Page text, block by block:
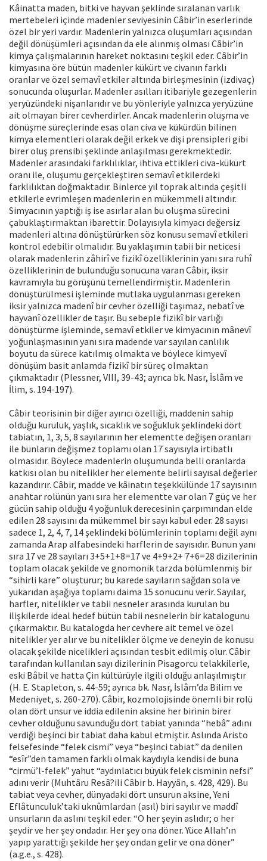
Kâinatta maden, bitki ve hayvan şeklinde sıralanan varlık
mertebeleri içinde madenler seviyesinin Câbir’in eserlerinde
özel bir yeri vardır. Madenlerin yalnızca oluşumları açısından
değil dönüşümleri açısından da ele alınmış olması Câbir’in
kimya çalışmalarının hareket noktasını teşkil eder. Câbir’in
kimyasına öre bütün madenler kükürt ve civanın farklı
oranlar ve özel semavî etkiler altında birleşmesinin (izdivaç)
sonucunda oluşurlar. Madenler asılları itibariyle gezegenlerin
yeryüzündeki nişanlarıdır ve bu yönleriyle yalnızca yeryüzüne
ait olmayan birer cevherdirler. Ancak madenlerin oluşma ve
dönüşme süreçlerinde esas olan civa ve kükürdün bilinen
kimya elementleri olarak değil erkek ve dişi prensipleri gibi
birer oluş prensibi şeklinde anlaşılması gerekmektedir.
Madenler arasındaki farklılıklar, ihtiva ettikleri civa-kükürt
oranı ile, oluşumu gerçekleştiren semavî etkilerdeki
farklılıktan doğmaktadır. Binlerce yıl toprak altında çeşitli
etkilerle evrimleşen madenlerin en mükemmeli altındır.
Simyacının yaptığı iş ise asırlar alan bu oluşma sürecini
çabuklaştırmaktan ibarettir. Dolayısıyla kimyacı değersiz
madenleri altına dönüştürürken söz konusu semavî etkileri
kontrol edebilir olmalıdır. Bu yaklaşımın tabii bir neticesi
olarak madenlerin zâhirî ve fizikî özelliklerinin yanı sıra ruhî
özelliklerinin de bulunduğu sonucuna varan Câbir, iksir
kavramıyla bu görüşünü temellendirmiştir. Madenlerin
dönüştürülmesi işleminde mutlaka uygulanması gereken
iksir yalnızca madenî bir cevher özelliği taşımaz, nebatî ve
hayvanî özellikler de taşır. Bu sebeple fizikî bir varlığı
dönüştürme işleminde, semavî etkiler ve kimyacının mânevî
yoğunlaşmasının yanı sıra madende var sayılan canlılık
boyutu da sürece katılmış olmakta ve böylece kimyevî
dönüşüm basit anlamda fizikî bir süreç olmaktan
çıkmaktadır (Plessner, VIII, 39-43; ayrıca bk. Nasr, İslâm ve
İlim, s. 194-197).
Câbir teorisinin bir diğer ayırıcı özelliği, maddenin sahip
olduğu kuruluk, yaşlık, sıcaklık ve soğukluk şeklindeki dört
tabiatın, 1, 3, 5, 8 sayılarının her elementte değişen oranları
ile bunların değişmez toplamı olan 17 sayısıyla irtibatlı
olmasıdır. Böylece madenlerin oluşumunda belli oranlarda
katkısı olan bu nitelikler her elemente belirli sayısal değerler
kazandırır. Câbir, madde ve kâinatın teşekkülünde 17 sayısının
anahtar rolünün yanı sıra her elementte var olan 7 güç ve her
gücün sahip olduğu 4 yoğunluk derecesinin çarpımından elde
edilen 28 sayısını da mükemmel bir sayı kabul eder. 28 sayısı
sadece 1, 2, 4, 7, 14 şeklindeki bölümlerinin toplamı değil aynı
zamanda Arap alfabesindeki harflerin de sayısıdır. Bunun yanı
sıra 17 ve 28 sayıları 3+5+1+8=17 ve 4+9+2+ 7+6=28 dizilerinin
toplam olacak şekilde ve gnomonik tarzda bölümlenmiş bir
“sihirli kare” oluşturur; bu karede sayıların sağdan sola ve
yukarıdan aşağıya toplamı daima 15 sonucunu verir. Sayılar,
harfler, nitelikler ve tabii nesneler arasında kurulan bu
ilişkilerde ideal hedef bütün tabii nesnelerin bir katalogunu
çıkarmaktır. Bu katalogda her cevhere ait temel ve özel
nitelikler yer alır ve bu nitelikler ölçme ve deneyin de konusu
olacak şekilde nicelikleri açısından tesbit edilmiş olur. Câbir
tarafından kullanılan sayı dizilerinin Pisagorcu telakkilerle,
eski Bâbil ve hatta Çin kültürüyle ilgili olduğu anlaşılmıştır
(H. E. Stapleton, s. 44-59; ayrıca bk. Nasr, İslâm’da Bilim ve
Medeniyet, s. 260-270). Câbir, kozmolojisinde önemli bir rolü
olan dört unsur ve iddia edilenin aksine her birinin birer
cevher olduğunu savunduğu dört tabiat yanında “hebâ” adını
verdiği beşinci bir tabiat daha kabul etmiştir. Aslında Aristo
felsefesinde “felek cismi” veya “beşinci tabiat” da denilen
“esîr”den tamamen farklı olmak kaydıyla kendisi de buna
“cirmü’l-felek” yahut “aydınlatıcı büyük felek cisminin nefsi”
adını verir (Muhtâru Resâ?ili Câbir b. Hayyân, s. 428, 429). Bu
tabiat veya cevher, dünyadaki dört unsurun aksine, Yeni
Eflâtunculuk’taki uknûmlardan (asıl) biri sayılır ve maddî
unsurların da aslını teşkil eder. “O her şeyin aslıdır; o her
şeydir ve her şey ondadır. Her şey ona döner. Yüce Allah’ın
yapıp yarattığı şekilde her şey ondan gelir ve ona döner”
(a.g.e., s. 428).